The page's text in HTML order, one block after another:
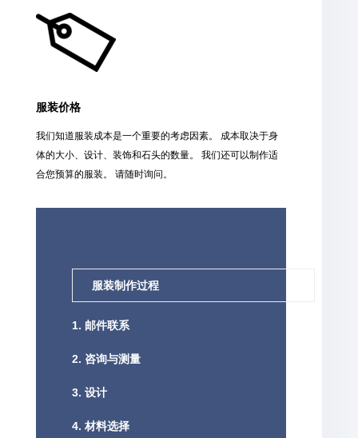
服装价格
我们知道服装成本是一个重要的考虑因素。 成本取决于身
体的大小、设计、装饰和石头的数量。 我们还可以制作适
合您预算的服装。 请随时询问。
服装制作过程
1. 邮件联系
2. 咨询与测量
3. 设计
4. 材料选择